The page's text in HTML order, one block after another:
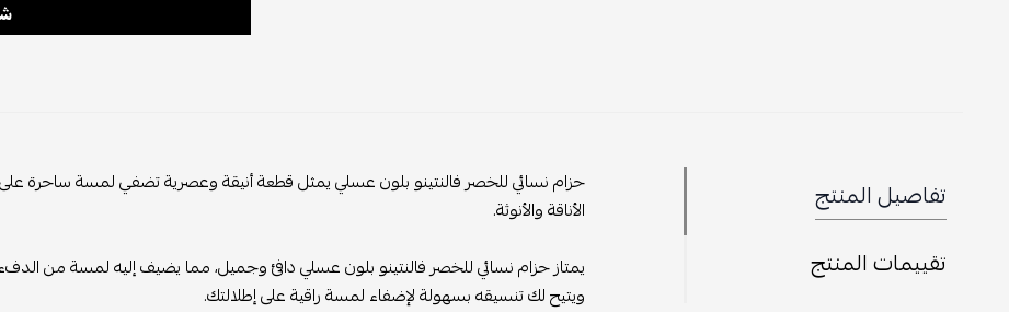
تفاصيل المنتج
تقييمات المنتج
حزام نسائي للخصر فالنتينو بلون عسلي يمثل قطعة أنيقة وعصرية تضفي لمسة ساحرة
الأناقة والأنوثة.
يمتاز حزام نسائي للخصر فالنتينو بلون عسلي دافئ وجميل، مما يضيف إليه لمسة من
ويتيح لك تنسيقه بسهولة لإضفاء لمسة راقية على إطلالتك.